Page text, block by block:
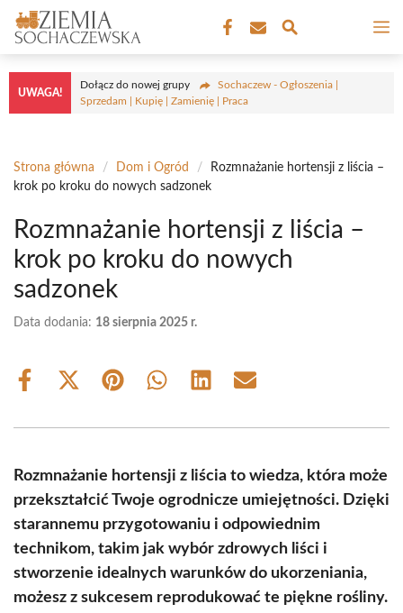
Przejdź
do
treści
UWAGA!
Dołącz do nowej grupy
Sochaczew - Ogłoszenia |
Sprzedam | Kupię | Zamienię | Praca
Strona główna / Dom i Ogród /
Rozmnażanie hortensji z liścia –
krok po kroku do nowych sadzonek
Rozmnażanie hortensji z liścia –
krok po kroku do nowych
sadzonek
Data dodania: 18 sierpnia 2025 r.
Share
Share
(Twitter)
Share Share Share Share
Rozmnażanie hortensji z liścia to wiedza, która może
przekształcić Twoje ogrodnicze umiejętności. Dzięki
starannemu przygotowaniu i odpowiednim
technikom, takim jak wybór zdrowych liści i
stworzenie idealnych warunków do ukorzeniania,
możesz z sukcesem reprodukować te piękne rośliny.